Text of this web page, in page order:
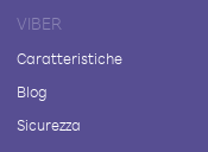
VIBER
Caratteristiche
Blog
Sicurezza